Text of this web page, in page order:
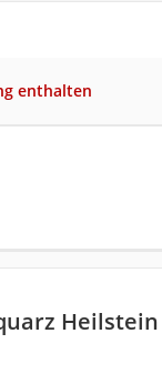
enthalten
Heilstein